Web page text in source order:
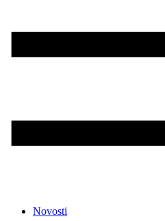
Novosti